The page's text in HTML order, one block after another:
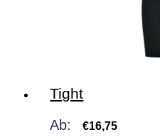
Tight
Ab: €16,75